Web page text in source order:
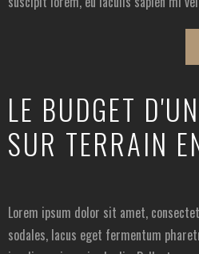
LE BUDGET
SUR TERRAIN
Lorem ipsum dolor sit amet,
sodales, lacus eget fermentum